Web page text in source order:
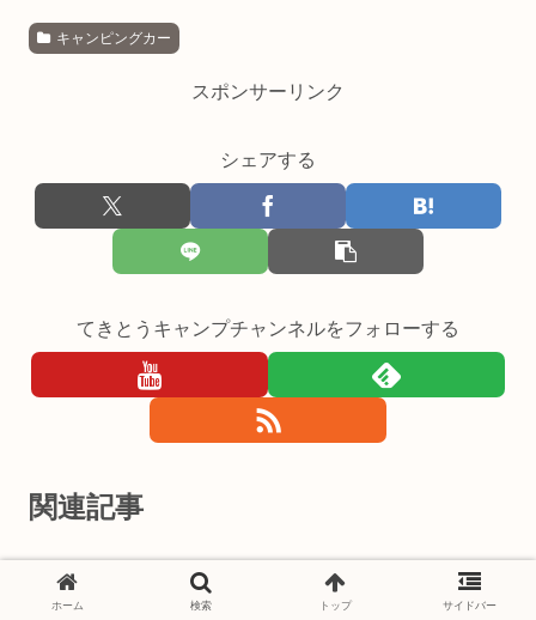
キャンピングカー
スポンサーリンク
シェアする
てきとうキャンプチャンネルをフォローする
関連記事
関連記事は見つかりませんでした。
ホーム 検索 トップ サイドバー